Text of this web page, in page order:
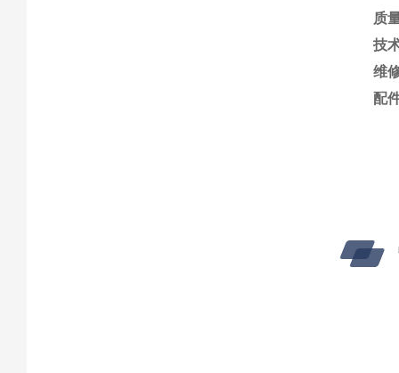
质
技
维
配